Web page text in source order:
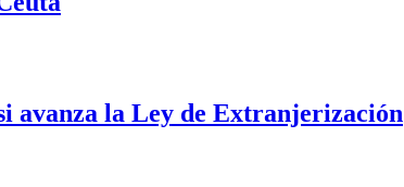
avanza la Ley de Extranjerización